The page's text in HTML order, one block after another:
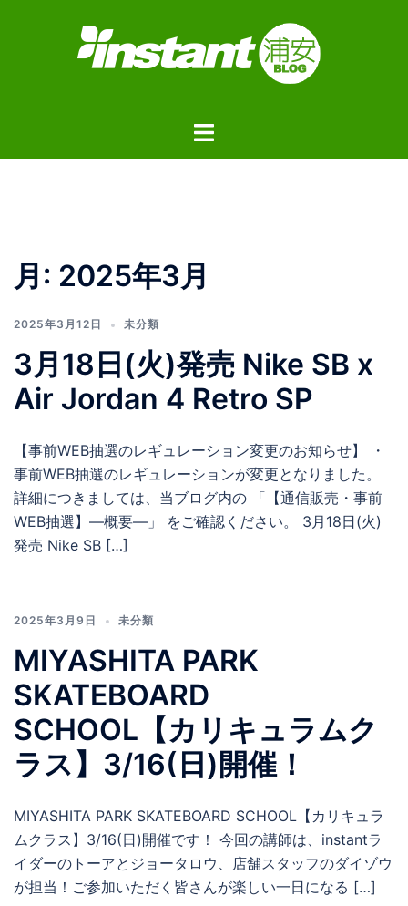
ト
ー
月: 2025年3月
2025年3月12日 未分類
3月18日(火)発売 Nike SB x
Air Jordan 4 Retro SP
【事前WEB抽選のレギュレーション変更のお知らせ】 ・
事前WEB抽選のレギュレーションが変更となりました。
詳細につきましては、当ブログ内の 「【通信販売・事前
WEB抽選】―概要―」 をご確認ください。 3月18日(火)
発売 Nike SB […]
2025年3月9日 未分類
MIYASHITA PARK
SKATEBOARD
SCHOOL【カリキュラムク
ラス】3/16(日)開催！
MIYASHITA PARK SKATEBOARD SCHOOL【カリキュラ
ムクラス】3/16(日)開催です！ 今回の講師は、instantラ
イダーのトーアとジョータロウ、店舗スタッフのダイゾウ
が担当！ご参加いただく皆さんが楽しい一日になる […]